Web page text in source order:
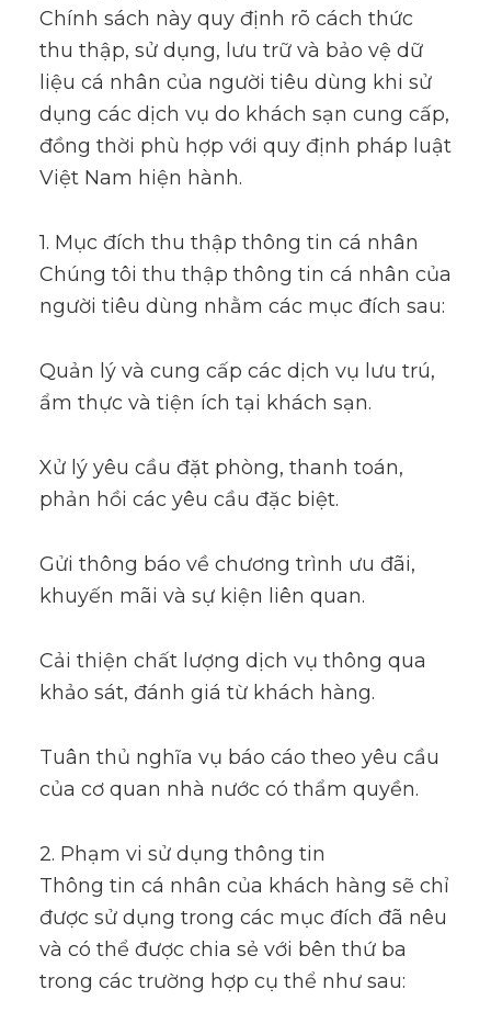
Chính sách này quy định rõ cách thức
thu thập, sử dụng, lưu trữ và bảo vệ dữ
liệu cá nhân của người tiêu dùng khi sử
dụng các dịch vụ do khách sạn cung cấp,
đồng thời phù hợp với quy định pháp luật
Việt Nam hiện hành.
1. Mục đích thu thập thông tin cá nhân
Chúng tôi thu thập thông tin cá nhân của
người tiêu dùng nhằm các mục đích sau:
Quản lý và cung cấp các dịch vụ lưu trú,
ẩm thực và tiện ích tại khách sạn.
Xử lý yêu cầu đặt phòng, thanh toán,
phản hồi các yêu cầu đặc biệt.
Gửi thông báo về chương trình ưu đãi,
khuyến mãi và sự kiện liên quan.
Cải thiện chất lượng dịch vụ thông qua
khảo sát, đánh giá từ khách hàng.
Tuân thủ nghĩa vụ báo cáo theo yêu cầu
của cơ quan nhà nước có thẩm quyền.
2. Phạm vi sử dụng thông tin
Thông tin cá nhân của khách hàng sẽ chỉ
được sử dụng trong các mục đích đã nêu
và có thể được chia sẻ với bên thứ ba
trong các trường hợp cụ thể như sau: